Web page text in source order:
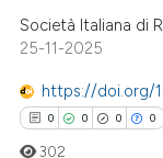
was made.
Società Italiana di
25-11-2025
https://doi.org/
0 0 0 0
302